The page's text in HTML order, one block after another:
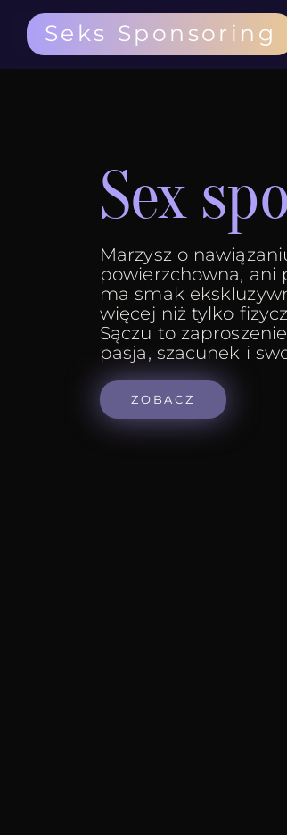
Seks Sponsoring
Sex
Marzysz o
powierzchowna, ani
ma smak
więcej niż tylko
Sączu to
pasja, szacunek i
ZOBACZ